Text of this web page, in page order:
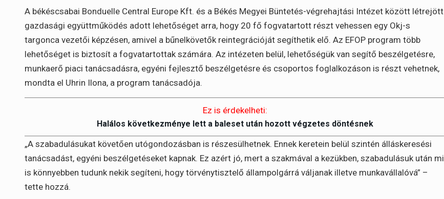
A békéscsabai Bonduelle Central Europe Kft. és a Békés Megyei Büntetés-végrehajtási Intézet között létrejött
gazdasági együttműködés adott lehetőséget arra, hogy 20 fő fogvatartott részt vehessen egy Okj-s
targonca vezetői képzésen, amivel a bűnelkövetők reintegrációját segíthetik elő. Az EFOP program több
lehetőséget is biztosít a fogvatartottak számára. Az intézeten belül, lehetőségük van segítő beszélgetésre,
munkaerő piaci tanácsadásra, egyéni fejlesztő beszélgetésre és csoportos foglalkozáson is részt vehetnek,
mondta el Uhrin Ilona, a program tanácsadója.
Ez is érdekelheti:
Halálos következménye lett a baleset után hozott végzetes döntésnek
„A szabadulásukat követően utógondozásban is részesülhetnek. Ennek keretein belül szintén álláskeresési
tanácsadást, egyéni beszélgetéseket kapnak. Ez azért jó, mert a szakmával a kezükben, szabadulásuk után mi
is könnyebben tudunk nekik segíteni, hogy törvénytisztelő állampolgárrá váljanak illetve munkavállalóvá” –
tette hozzá.